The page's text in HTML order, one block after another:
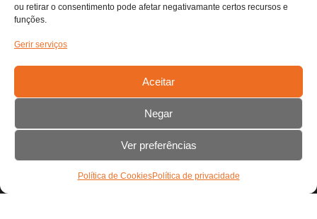
ou retirar o consentimento pode afetar negativamante certos recursos e
funções.
Gerir serviços
Aceitar
Negar
Ver preferências
Política de CookiesPolítica de privacidade
Contactos
Detalhes da Empresa
Contactos
Carrinho
Nenhum produto no carrinho.